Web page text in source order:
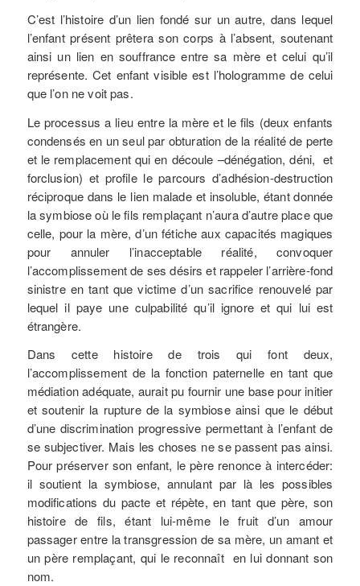
C’est l’histoire d’un lien fondé sur un autre, dans lequel
l’enfant présent prêtera son corps à l’absent, soutenant
ainsi un lien en souffrance entre sa mère et celui qu’il
représente. Cet enfant visible est l’hologramme de celui
que l’on ne voit pas.
Le processus a lieu entre la mère et le fils (deux enfants
condensés en un seul par obturation de la réalité de perte
et le remplacement qui en découle –dénégation, déni, et
forclusion) et profile le parcours d’adhésion-destruction
réciproque dans le lien malade et insoluble, étant donnée
la symbiose où le fils remplaçant n’aura d’autre place que
celle, pour la mère, d’un fétiche aux capacités magiques
pour annuler l’inacceptable réalité, convoquer
l’accomplissement de ses désirs et rappeler l’arrière-fond
sinistre en tant que victime d’un sacrifice renouvelé par
lequel il paye une culpabilité qu’il ignore et qui lui est
étrangère.
Dans cette histoire de trois qui font deux,
l’accomplissement de la fonction paternelle en tant que
médiation adéquate, aurait pu fournir une base pour initier
et soutenir la rupture de la symbiose ainsi que le début
d’une discrimination progressive permettant à l’enfant de
se subjectiver. Mais les choses ne se passent pas ainsi.
Pour préserver son enfant, le père renonce à intercéder:
il soutient la symbiose, annulant par là les possibles
modifications du pacte et répète, en tant que père, son
histoire de fils, étant lui-même le fruit d’un amour
passager entre la transgression de sa mère, un amant et
un père remplaçant, qui le reconnaît en lui donnant son
nom.